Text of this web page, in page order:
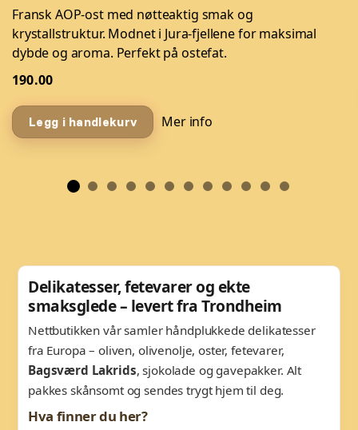
Fransk AOP-ost med nøtteaktig smak og
krystallstruktur. Modnet i Jura-fjellene for maksimal
dybde og aroma. Perfekt på ostefat.
190.00
Legg i handlekurv Mer info
Delikatesser, fetevarer og ekte
smaksglede – levert fra Trondheim
Nettbutikken vår samler håndplukkede delikatesser
fra Europa – oliven, olivenolje, oster, fetevarer,
Bagsværd Lakrids, sjokolade og gavepakker. Alt
pakkes skånsomt og sendes trygt hjem til deg.
Hva finner du her?